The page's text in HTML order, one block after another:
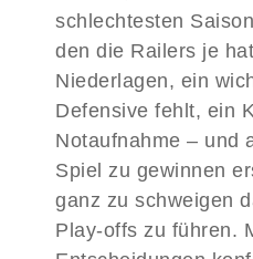
schlechtesten
den die Railers je
Niederlagen, ein
Defensive fehlt, ein
Notaufnahme – und
Spiel zu gewinnen
ganz zu schweigen
Play-offs zu führen.